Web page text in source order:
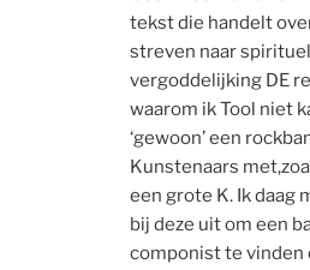
tekst die handelt
streven naar
vergoddelijking DE
waarom ik Tool niet
‘gewoon’ een
Kunstenaars
een grote K. Ik daag
bij deze uit om een
componist te vinden